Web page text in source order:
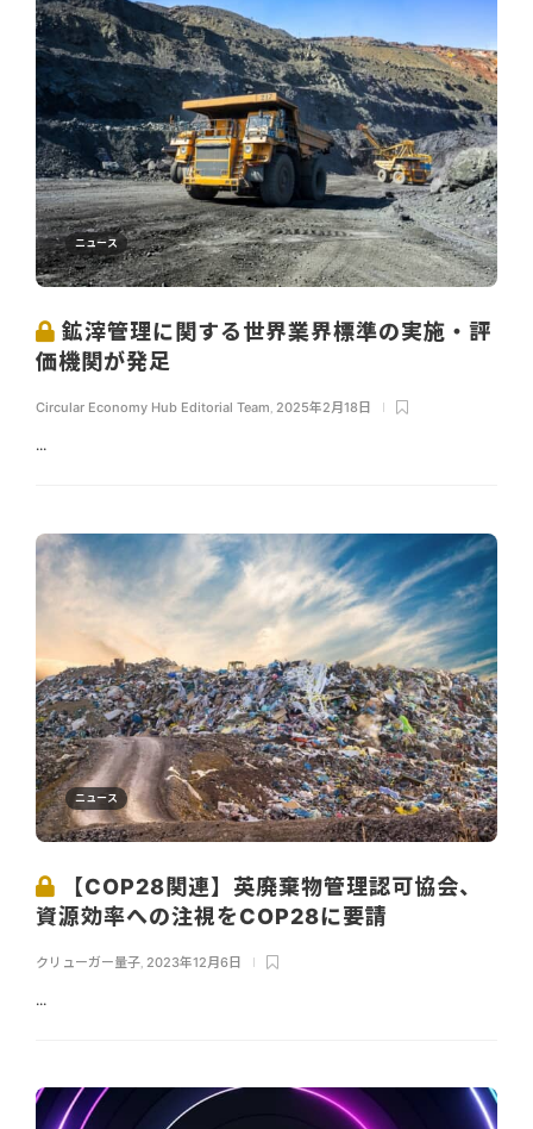
ニュース
鉱滓管理に関する世界業界標準の実施・評
価機関が発足
Circular Economy Hub Editorial Team 2025年2月18日
...
ニュース
【COP28関連】英廃棄物管理認可協会、
資源効率への注視をCOP28に要請
クリューガー量子 2023年12月6日
...